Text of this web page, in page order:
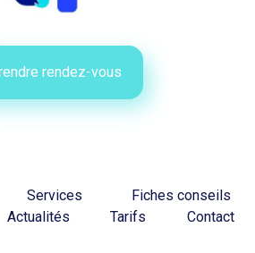
rendez-vous
Services
Fiches conseils
Actualités Tarifs Contact